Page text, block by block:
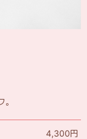
4,300円